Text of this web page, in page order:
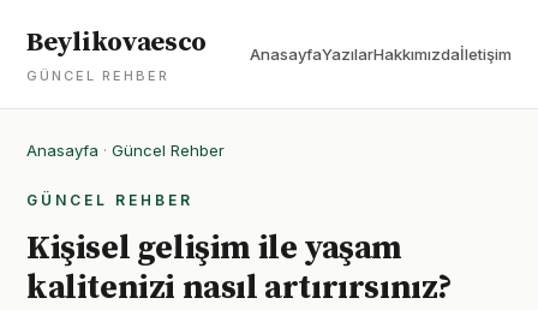
Beylikovaesco
GÜNCEL REHBER
AnasayfaYazılarHakkımızdaİletişim
Anasayfa · Güncel Rehber
GÜNCEL REHBER
Kişisel gelişim ile yaşam
kalitenizi nasıl artırırsınız?